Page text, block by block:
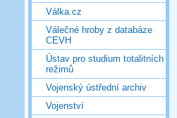
Válka.cz
Válečné hroby z databáze
CEVH
Ústav pro studium totalitních
režimů
Vojenský ústřední archiv
Vojenství